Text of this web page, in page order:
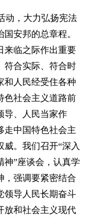
动，大力弘扬宪法
安邦的总章程。
来临之际作出重要
符合实际、符合时
和人民经受住各种
色社会主义道路前
导、人民当家作
走中国特色社会主
威。我们召开“深入
神”座谈会，认真学
，强调要紧密结合
领导人民长期奋斗
放和社会主义现代